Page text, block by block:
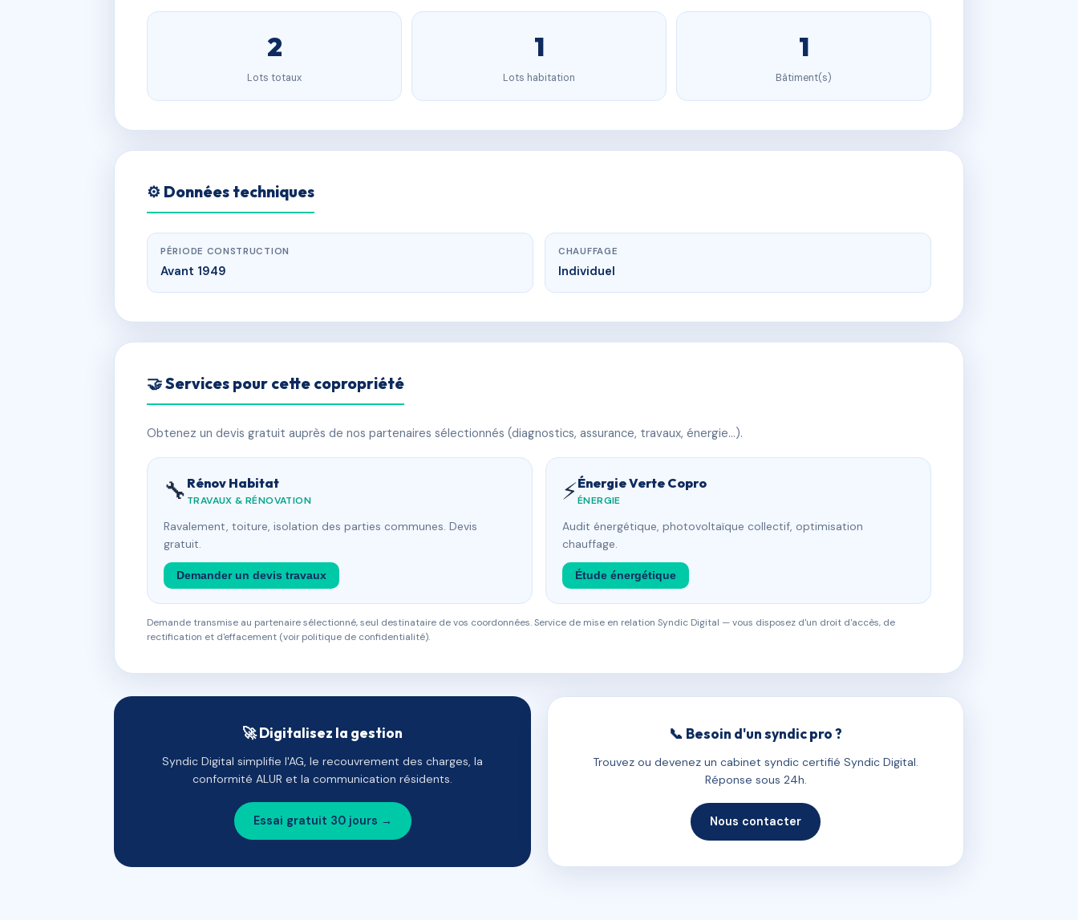
2
Lots totaux
1
Lots habitation
1
Bâtiment(s)
⚙️ Données techniques
PÉRIODE CONSTRUCTION
Avant 1949
CHAUFFAGE
Individuel
🤝 Services pour cette copropriété
Obtenez un devis gratuit auprès de nos partenaires sélectionnés (diagnostics, assurance, travaux, énergie…).
🔧 Rénov Habitat
TRAVAUX & RÉNOVATION
Ravalement, toiture, isolation des parties communes. Devis
gratuit.
Demander un devis travaux
⚡Énergie Verte Copro
ÉNERGIE
Audit énergétique, photovoltaïque collectif, optimisation
chauffage.
Étude énergétique
Demande transmise au partenaire sélectionné, seul destinataire de vos coordonnées. Service de mise en relation Syndic Digital — vous disposez d'un droit d'accès, de
rectification et d'effacement (voir politique de confidentialité).
🚀 Digitalisez la gestion
Syndic Digital simplifie l'AG, le recouvrement des charges, la
conformité ALUR et la communication résidents.
Essai gratuit 30 jours →
📞 Besoin d'un syndic pro ?
Trouvez ou devenez un cabinet syndic certifié Syndic Digital.
Réponse sous 24h.
Nous contacter